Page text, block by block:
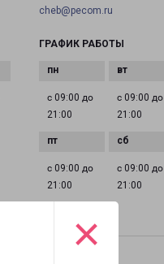
×
cheb@pecom.ru
ГРАФИК РАБОТЫ
с 09:00 до
21:00
с 09:00 до
21:00
с 09:00 до
21:00
с 09:00 до
21:00